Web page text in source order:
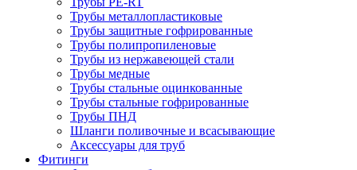
Трубы металлопластиковые
Трубы защитные гофрированные
Трубы полипропиленовые
Трубы из нержавеющей стали
Трубы медные
Трубы стальные оцинкованные
Трубы стальные гофрированные
Трубы ПНД
Шланги поливочные и всасывающие
Аксессуары для труб
Фитинги